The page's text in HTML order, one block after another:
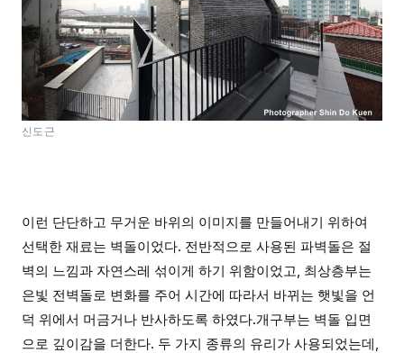
신도근
이런 단단하고 무거운 바위의 이미지를 만들어내기 위하여
선택한 재료는 벽돌이었다. 전반적으로 사용된 파벽돌은 절
벽의 느낌과 자연스레 섞이게 하기 위함이었고, 최상층부는
은빛 전벽돌로 변화를 주어 시간에 따라서 바뀌는 햇빛을 언
덕 위에서 머금거나 반사하도록 하였다.개구부는 벽돌 입면
으로 깊이감을 더한다. 두 가지 종류의 유리가 사용되었는데,